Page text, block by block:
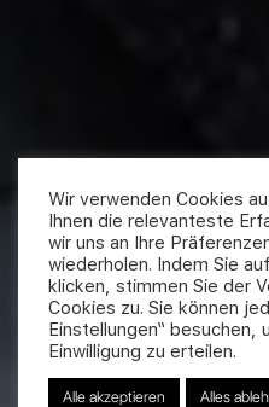
Wir verwenden Cookies
Ihnen die relevanteste
wir uns an Ihre
wiederholen. Indem Sie
klicken, stimmen Sie der
Cookies zu. Sie können
Einstellungen“ besuchen,
Einwilligung zu erteilen.
Alle akzeptieren Alles